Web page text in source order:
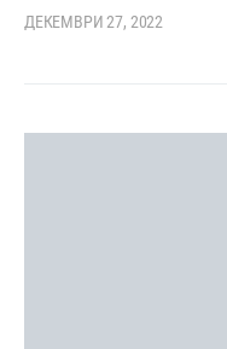
ДЕКЕМВРИ 27, 2022